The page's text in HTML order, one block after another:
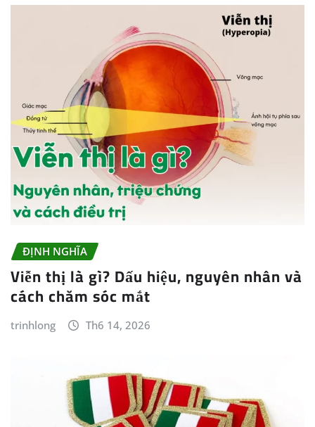
ĐỊNH NGHĨA
Viễn thị là gì? Dấu hiệu, nguyên nhân và
cách chăm sóc mắt
trinhlong Th6 14, 2026